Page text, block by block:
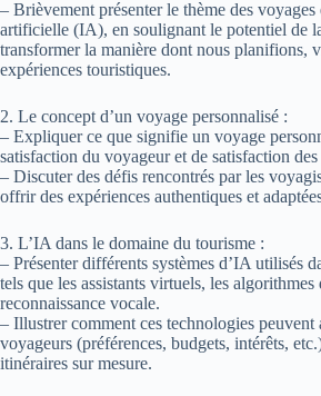
– Brièvement présenter le thème des
artificielle (IA), en soulignant le potentiel de
transformer la manière dont nous planifions,
expériences touristiques.
2. Le concept d’un voyage personnalisé :
– Expliquer ce que signifie un voyage
satisfaction du voyageur et de satisfaction des
– Discuter des défis rencontrés par les
offrir des expériences authentiques et
3. L’IA dans le domaine du tourisme :
– Présenter différents systèmes d’IA utilisés
tels que les assistants virtuels, les
reconnaissance vocale.
– Illustrer comment ces technologies peuvent
voyageurs (préférences, budgets, intérêts,
itinéraires sur mesure.